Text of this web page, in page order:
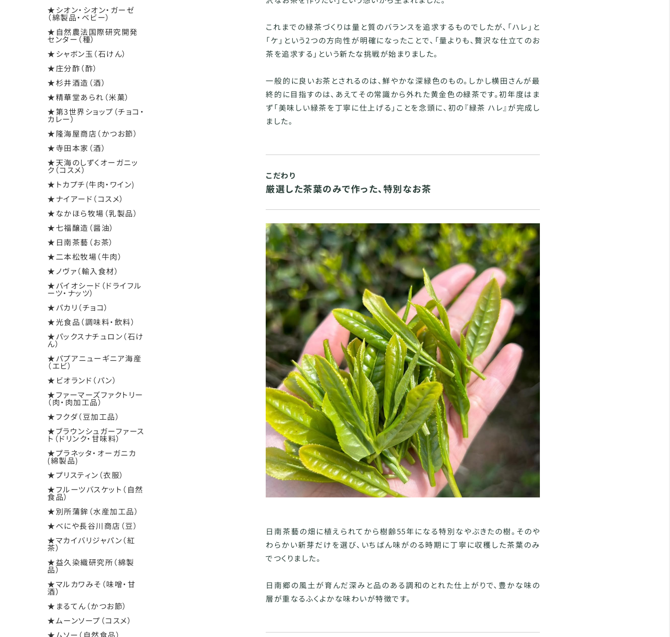
★シオン・シオン・ガーゼ
（綿製品・ベビー）
★自然農法国際研究開発
センター（種）
★シャボン玉（石けん）
★庄分酢（酢）
★杉井酒造（酒）
★精華堂あられ（米菓）
★第3世界ショップ（チョコ・
カレー）
★隆海屋商店（かつお節）
★寺田本家（酒）
★天海のしずくオーガニッ
ク（コスメ）
★トカプチ(牛肉・ワイン)
★ナイアード（コスメ）
★なかほら牧場（乳製品）
★七福醸造（醤油）
★日南茶藝（お茶）
★二本松牧場（牛肉）
★ノヴァ（輸入食材）
★バイオシード（ドライフル
ーツ・ナッツ）
★パカリ（チョコ）
★光食品（調味料・飲料）
★パックスナチュロン（石け
ん）
★パプアニューギニア海産
（エビ）
★ビオランド（パン）
★ファーマーズファクトリー
（肉・肉加工品）
★フクダ（豆加工品）
★ブラウンシュガーファース
ト（ドリンク・甘味料）
★プラネッタ・オーガニカ
(綿製品)
★プリスティン（衣服）
★フルーツバスケット（自然
食品）
★別所蒲鉾（水産加工品）
★べにや長谷川商店（豆）
★マカイバリジャパン（紅
茶）
★益久染織研究所（綿製
品）
★マルカワみそ（味噌・甘
酒）
★まるてん（かつお節）
★ムーンソープ（コスメ）
★ムソー（自然食品）
これまでの緑茶づくりは量と質のバランスを追求するものでしたが、「ハレ」と
「ケ」という2つの方向性が明確になったことで、「量よりも、贅沢な仕立てのお
茶を追求する」という新たな挑戦が始まりました。
一般的に良いお茶とされるのは、鮮やかな深緑色のもの。しかし横田さんが最
終的に目指すのは、あえてその常識から外れた黄金色の緑茶です。初年度はま
ず「美味しい緑茶を丁寧に仕上げる」ことを念頭に、初の『緑茶 ハレ』が完成し
ました。
こだわり
厳選した茶葉のみで作った、特別なお茶
日南茶藝の畑に植えられてから樹齢55年になる特別なやぶきたの樹。そのや
わらかい新芽だけを選び、いちばん味がのる時期に丁寧に収穫した茶葉のみ
でつくりました。
日南郷の風土が育んだ深みと品のある調和のとれた仕上がりで、豊かな味の
層が重なるふくよかな味わいが特徴です。